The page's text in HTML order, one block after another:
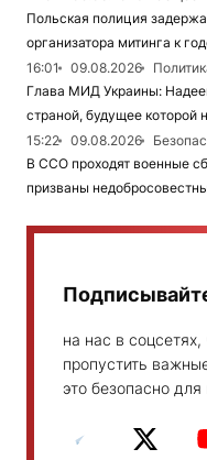
Польская полиция
организатора митинга к
16:01
09.08.2026
Глава МИД Украины:
страной, будущее которой
15:22
09.08.2026
В ССО проходят военные
призваны
на нас в соцсетях,
пропустить
это безопасно для